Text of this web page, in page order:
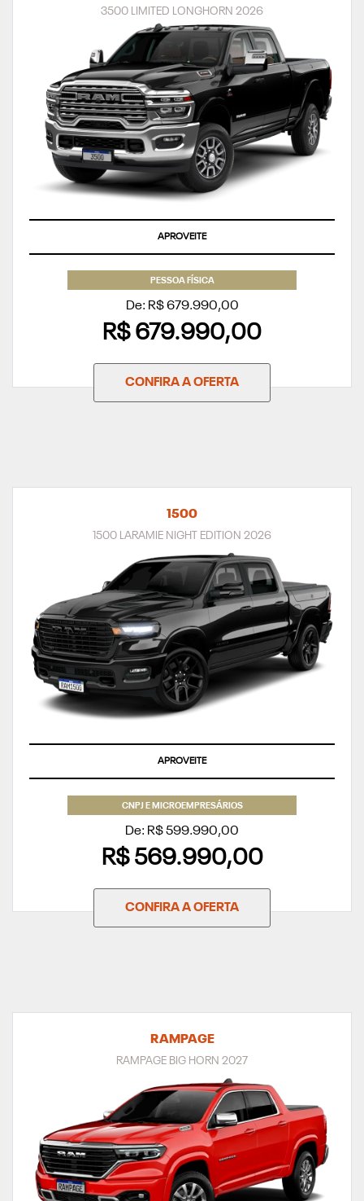
3500 LIMITED LONGHORN 2026
APROVEITE
PESSOA FÍSICA
De: R$ 679.990,00
R$ 679.990,00
CONFIRA A OFERTA
1500
1500 LARAMIE NIGHT EDITION 2026
APROVEITE
CNPJ E MICROEMPRESÁRIOS
De: R$ 599.990,00
R$ 569.990,00
CONFIRA A OFERTA
RAMPAGE
RAMPAGE BIG HORN 2027